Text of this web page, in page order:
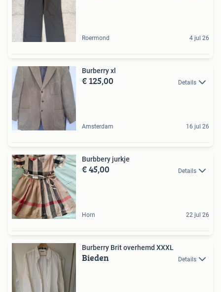
Roermond 4 jul 26
Burberry xl
€ 125,00 Details
Amsterdam 16 jul 26
Burbbery jurkje
€ 45,00 Details
Horn 22 jul 26
Burberry Brit overhemd XXXL
Bieden Details